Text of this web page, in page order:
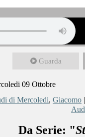
Guarda
09 Ottobre
di Mercoledi, Giacomo |
Da Serie: "